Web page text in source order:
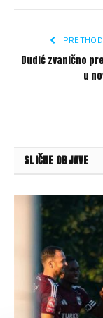
Dudić zvanično
u
SLIČNE OBJAVE